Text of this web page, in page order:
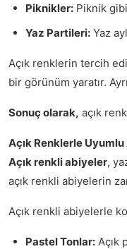
Piknikler: Piknik
Yaz Partileri: Yaz
Açık renklerin tercih
bir görünüm yaratır.
Sonuç olarak, açık
Açık Renklerle
Açık renkli abiyeler,
açık renkli abiyelerin
Açık renkli abiyelerle
Pastel Tonlar: Açık